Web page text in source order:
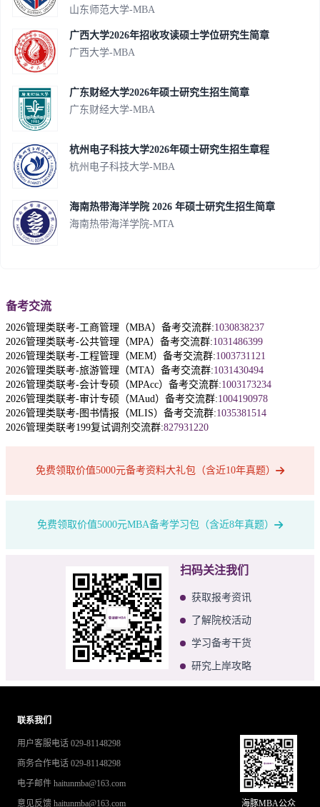
山东师范大学-MBA
广西大学2026年招收攻读硕士学位研究生简章
广西大学-MBA
广东财经大学2026年硕士研究生招生简章
广东财经大学-MBA
杭州电子科技大学2026年硕士研究生招生章程
杭州电子科技大学-MBA
海南热带海洋学院 2026 年硕士研究生招生简章
海南热带海洋学院-MTA
备考交流
2026管理类联考-工商管理（MBA）备考交流群:1030838237
2026管理类联考-公共管理（MPA）备考交流群:1031486399
2026管理类联考-工程管理（MEM）备考交流群:1003731121
2026管理类联考-旅游管理（MTA）备考交流群:1031430494
2026管理类联考-会计专硕（MPAcc）备考交流群:1003173234
2026管理类联考-审计专硕（MAud）备考交流群:1004190978
2026管理类联考-图书情报（MLIS）备考交流群:1035381514
2026管理类联考199复试调剂交流群:827931220
免费领取价值5000元备考资料大礼包（含近10年真题）
免费领取价值5000元MBA备考学习包（含近8年真题）
扫码关注我们
获取报考资讯
了解院校活动
学习备考干货
研究上岸攻略
联系我们
用户客服电话 029-81148298
商务合作电话 029-81148298
电子邮件 haitunmba@163.com
意见反馈 haitunmba@163.com
海豚MBA公众